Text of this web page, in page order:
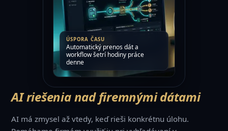
ÚSPORA ČASU
Automatický prenos dát a
workflow šetrí hodiny práce
denne
AI riešenia nad firemnými dátami
AI má zmysel až vtedy, keď rieši konkrétnu úlohu.